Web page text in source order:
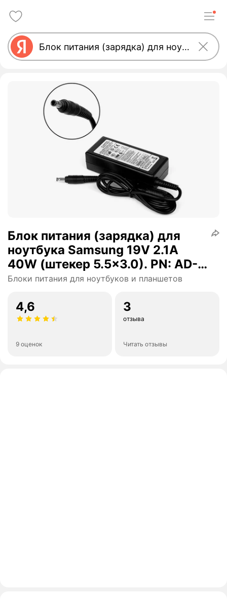
Блок питания (зарядка) для
ноутбука Samsung 19V 2.1A
40W (штекер 5.5x3.0). PN: AD-
4019, ADP-40MH AB, SPA-830E
Блоки питания для ноутбуков и планшетов
4,6
9 оценок
3
отзыва
Читать отзывы